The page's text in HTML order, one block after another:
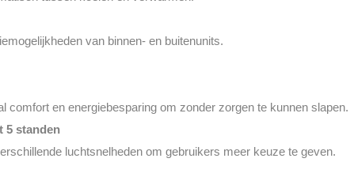
van binnen- en buitenunits.
comfort en energiebesparing om zonder zorgen te kunnen slapen.
5 standen
luchtsnelheden om gebruikers meer keuze te geven.